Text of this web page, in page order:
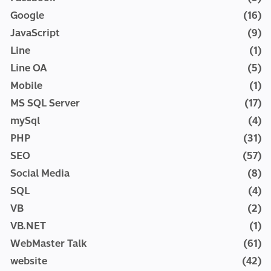
Google
(16)
JavaScript
(9)
Line
(1)
Line OA
(5)
Mobile
(1)
MS SQL Server
(17)
mySql
(4)
PHP
(31)
SEO
(57)
Social Media
(8)
SQL
(4)
VB
(2)
VB.NET
(1)
WebMaster Talk
(61)
website
(42)